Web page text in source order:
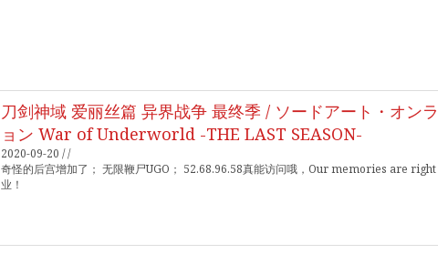
刀剑神域 爱丽丝篇 异界战争 最终季 / ソードアート・オン
ョン War of Underworld -THE LAST SEASON-
2020-09-20 / /
奇怪的后宫增加了； 无限鞭尸UGO； 52.68.96.58真能访问哦，Our memories are
业！